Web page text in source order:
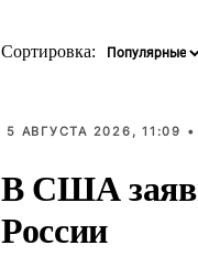
Сортировка:
5 АВГУСТА 2026, 11:09 •
В США
России